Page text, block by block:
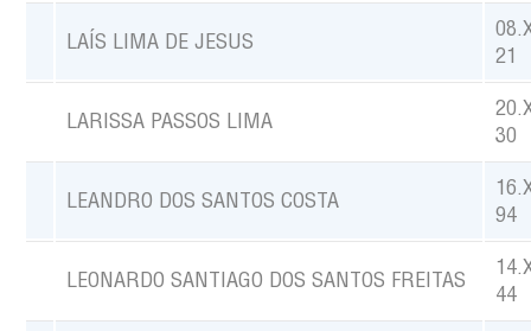
LAÍS LIMA DE JESUS
21
LARISSA PASSOS LIMA
30
LEANDRO DOS SANTOS COSTA
94
LEONARDO SANTIAGO DOS SANTOS FREITAS
44